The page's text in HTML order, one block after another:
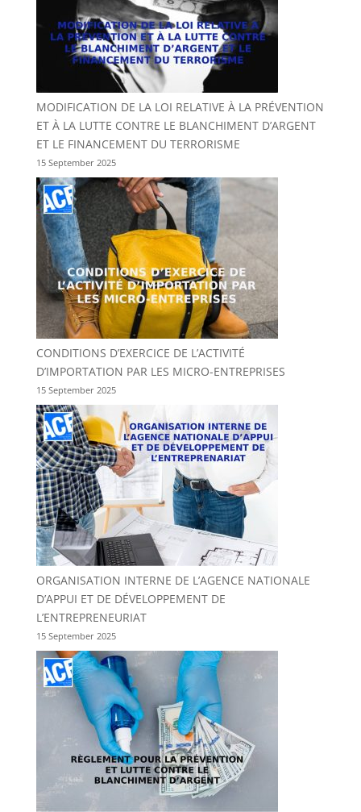
MODIFICATION DE LA LOI RELATIVE À LA PRÉVENTION
ET À LA LUTTE CONTRE LE BLANCHIMENT D’ARGENT
ET LE FINANCEMENT DU TERRORISME
15 September 2025
CONDITIONS D’EXERCICE DE L’ACTIVITÉ
D’IMPORTATION PAR LES MICRO-ENTREPRISES
15 September 2025
ORGANISATION INTERNE DE L’AGENCE NATIONALE
D’APPUI ET DE DÉVELOPPEMENT DE
L’ENTREPRENEURIAT
15 September 2025